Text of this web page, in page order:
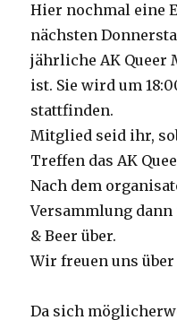
Hier nochmal eine
nächsten
jährliche AK
ist. Sie wird um
stattfinden.
Mitglied seid ihr,
Treffen das AK
Nach dem
Versammlung
& Beer über.
Wir freuen uns
Da sich